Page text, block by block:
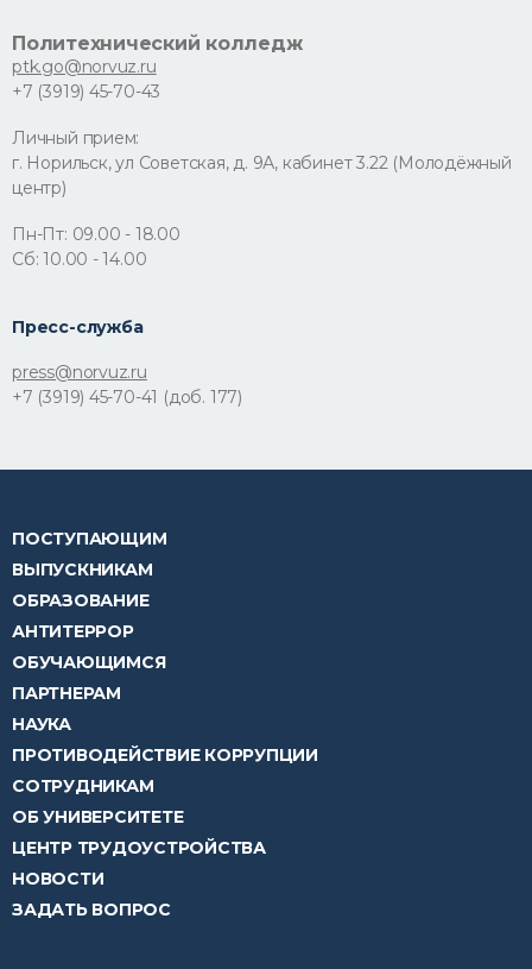
Политехнический колледж
ptk.go@norvuz.ru
+7 (3919) 45-70-43
Личный прием:
г. Норильск, ул Советская, д. 9А, кабинет 3.22 (Молодёжный
центр)
Пн-Пт: 09.00 - 18.00
Сб: 10.00 - 14.00
Пресс-служба
press@norvuz.ru
+7 (3919) 45-70-41 (доб. 177)
ПОСТУПАЮЩИМ
ВЫПУСКНИКАМ
ОБРАЗОВАНИЕ
АНТИТЕРРОР
ОБУЧАЮЩИМСЯ
ПАРТНЕРАМ
НАУКА
ПРОТИВОДЕЙСТВИЕ КОРРУПЦИИ
СОТРУДНИКАМ
ОБ УНИВЕРСИТЕТЕ
ЦЕНТР ТРУДОУСТРОЙСТВА
НОВОСТИ
ЗАДАТЬ ВОПРОС